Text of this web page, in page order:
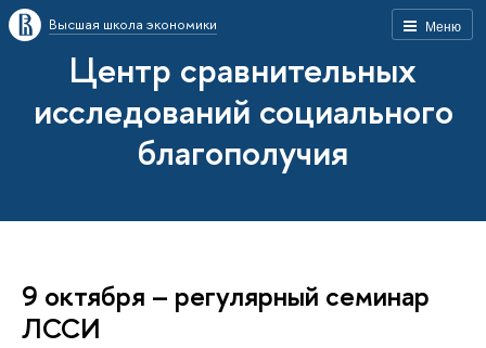
Меню
Высшая школа экономики
Центр сравнительных
исследований социального
благополучия
9 октября – регулярный семинар
ЛССИ